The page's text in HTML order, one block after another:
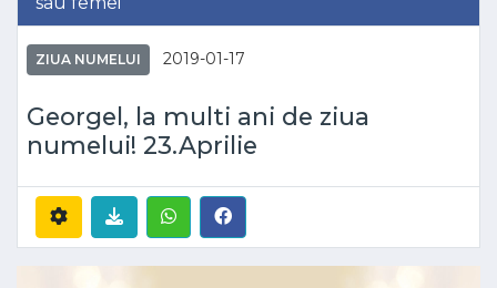
ZIUA NUMELUI 2019-01-17
Georgel, la multi ani de ziua
numelui! 23.Aprilie